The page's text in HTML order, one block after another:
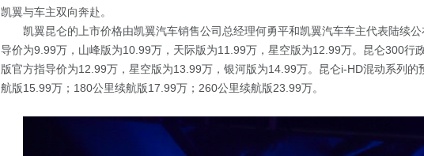
凯翼与车主双向奔赴。
凯翼昆仑的上市价格由凯翼汽车销售公司总经理何勇平和凯翼汽车车主代表陆续
导价为9.99万，山峰版为10.99万，天际版为11.99万，星空版为12.99万。昆仑300行
版官方指导价为12.99万，星空版为13.99万，银河版为14.99万。昆仑i-HD混动系列的
航版15.99万；180公里续航版17.99万；260公里续航版23.99万。